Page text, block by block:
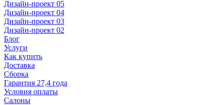
Дизайн-проект 05
Дизайн-проект 04
Дизайн-проект 03
Дизайн-проект 02
Блог
Услуги
Как купить
Доставка
Сборка
Гарантия 27,4 года
Условия оплаты
Салоны